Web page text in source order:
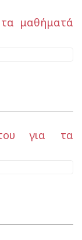
τα μαθήματά
για τα